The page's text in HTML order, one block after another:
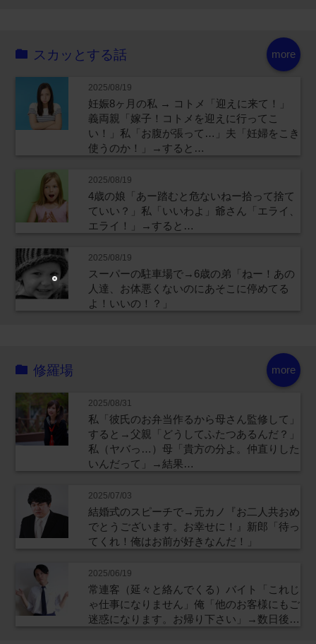
more
スカッとする話
2025/08/19
妊娠8ヶ月の私 → コトメ「迎えに来て！」
義両親「嫁子！コトメを迎えに行ってこ
い！」私「お腹が張って…」夫「妊婦をこき
使うのか！」→すると…
2025/08/19
4歳の娘「あー踏むと危ないねー拾って捨て
ていい？」私「いいわよ」爺さん「エライ、
エライ！」→すると…
2025/08/19
スーパーの駐車場で→6歳の弟「ねー！あの
人達、お体悪くないのにあそこに停めてる
よ！いいの！？」
more
修羅場
2025/08/31
私「彼氏のお弁当作るから母さん監修して」
すると→父親「どうしてふたつあるんだ？」
私（ヤバっ…）母「貴方の分よ。仲直りした
いんだって」→結果…
2025/07/03
結婚式のスピーチで→元カノ『お二人共おめ
でとうございます。お幸せに！』新郎「待っ
てくれ！俺はお前が好きなんだ！」
2025/06/19
常連客（延々と絡んでくる）バイト「これじ
ゃ仕事になりません」俺「他のお客様にもご
迷惑になります。お帰り下さい」→数日後…